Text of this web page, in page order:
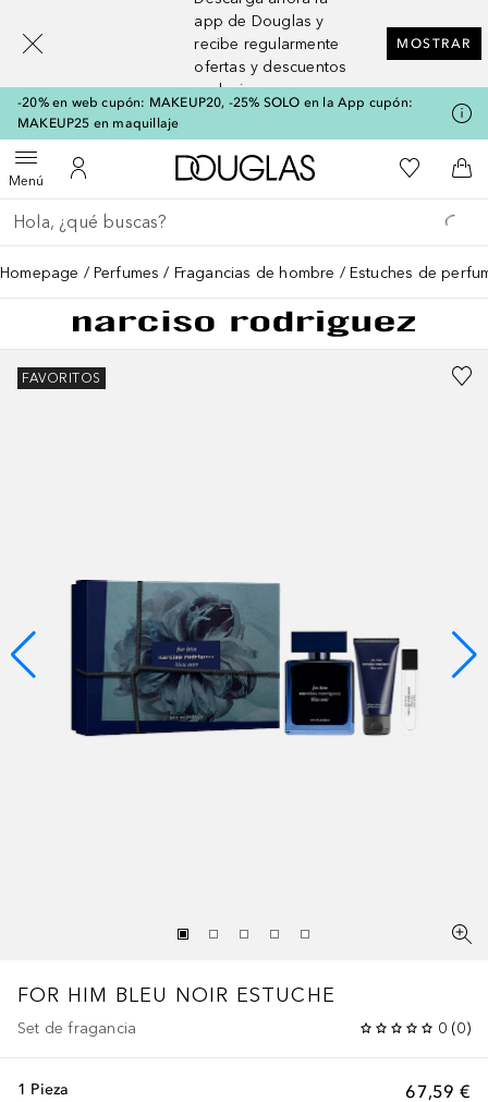
app de Douglas y
recibe regularmente
ofertas y descuentos
exclusivos
MOSTRAR
-20% en web cupón: MAKEUP20, -25% SOLO en la App cupón:
MAKEUP25 en maquillaje
MenúAbrir menúMi cuenta
A Douglas HomeMi lista de
A
Regresar
Ejecutar búsqueda
Homepage Perfumes Fragancias de hombre Estuches de
FAVORITOS
FOR HIM BLEU NOIR ESTUCHE
Set de fragancia 0 (0)
67,59 €
1 Pieza
[navigation.slideout.screenreader]